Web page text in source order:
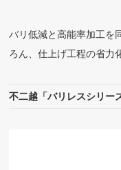
バリ低減と高能率加工を
ろん、仕上げ工程の省力
不二越「バリレスシリー